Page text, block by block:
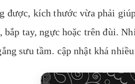
được, kích thước vừa phải
bắp tay, ngực hoặc trên đùi.
sưu tầm. cập nhật khá